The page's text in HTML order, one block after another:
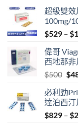
超級雙效
100mg/
$529 – $
偉哥
西地那
$500 $
必利勁
達泊西汀
$829 – $